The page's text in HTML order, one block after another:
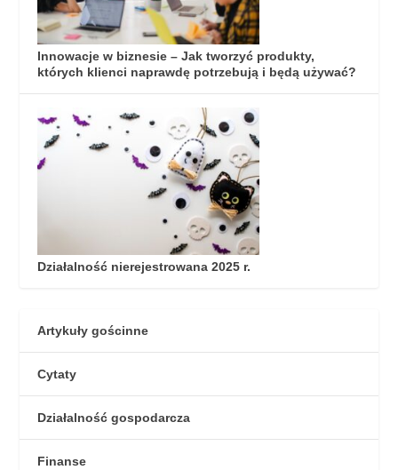
Innowacje w biznesie – Jak tworzyć produkty,
których klienci naprawdę potrzebują i będą używać?
Działalność nierejestrowana 2025 r.
Artykuły gościnne
Cytaty
Działalność gospodarcza
Finanse